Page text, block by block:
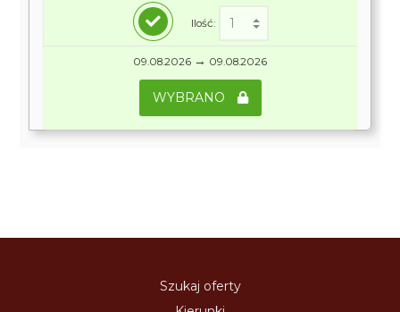
Ilość:
09.08.2026 → 09.08.2026
WYBRANO
Szukaj oferty